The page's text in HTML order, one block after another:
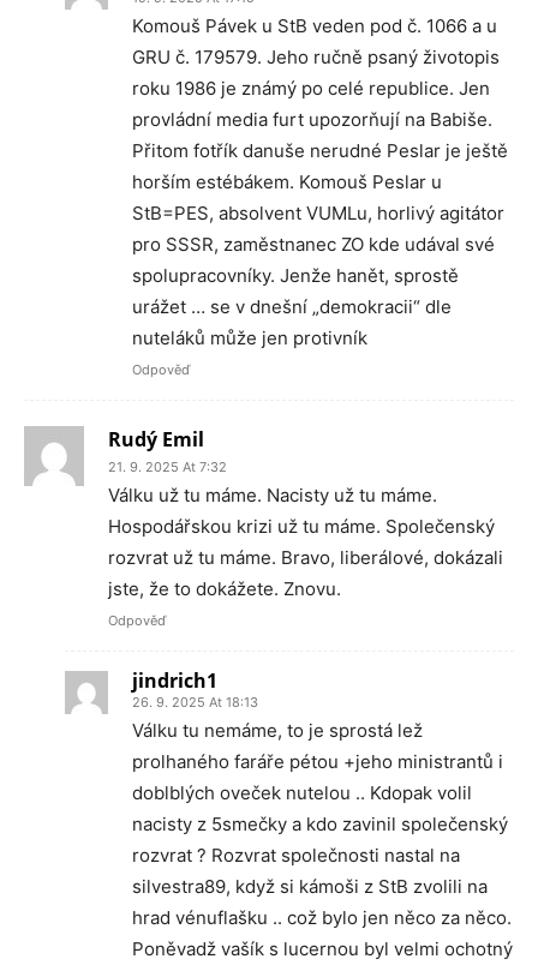
Komouš Pávek u StB veden pod č. 1066 a u
GRU č. 179579. Jeho ručně psaný životopis
roku 1986 je známý po celé republice. Jen
provládní media furt upozorňují na Babiše.
Přitom fotřík danuše nerudné Peslar je ještě
horším estébákem. Komouš Peslar u
StB=PES, absolvent VUMLu, horlivý agitátor
pro SSSR, zaměstnanec ZO kde udával své
spolupracovníky. Jenže hanět, sprostě
urážet … se v dnešní „demokracii“ dle
nuteláků může jen protivník
Odpověď
Rudý Emil
21. 9. 2025 At 7:32
Válku už tu máme. Nacisty už tu máme.
Hospodářskou krizi už tu máme. Společenský
rozvrat už tu máme. Bravo, liberálové, dokázali
jste, že to dokážete. Znovu.
Odpověď
jindrich1
26. 9. 2025 At 18:13
Válku tu nemáme, to je sprostá lež
prolhaného faráře pétou +jeho ministrantů i
doblblých oveček nutelou .. Kdopak volil
nacisty z 5smečky a kdo zavinil společenský
rozvrat ? Rozvrat společnosti nastal na
silvestra89, když si kámoši z StB zvolili na
hrad vénuflašku .. což bylo jen něco za něco.
Poněvadž vašík s lucernou byl velmi ochotný